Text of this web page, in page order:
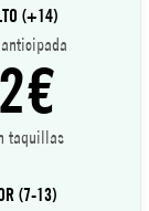
(+14)
taquillas
(7-13)